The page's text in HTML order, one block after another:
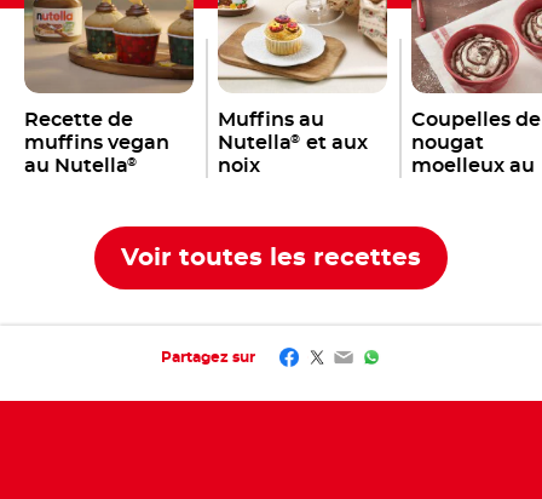
Recette de
muffins vegan
au Nutella®
Muffins au
Nutella® et aux
noix
Coupelles de
nougat
moelleux au
Voir toutes les recettes
Partagez sur Facebook
Twitter
EmailWhatsApp